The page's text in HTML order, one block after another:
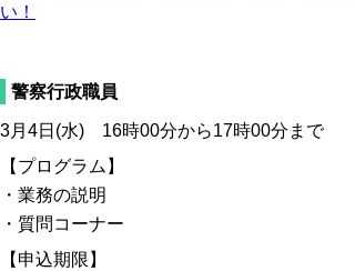
い！
警察行政職員
3月4日(水) 16時00分から17時00分まで
【プログラム】
・業務の説明
・質問コーナー
【申込期限】